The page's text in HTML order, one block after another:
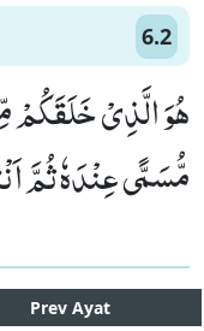
6.2
هُوَ الَّذِیْ
مُّسَمًّى عِنْدَهٗ ثُمَّ
Prev Ayat